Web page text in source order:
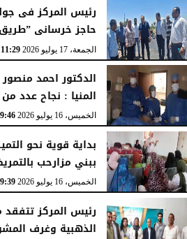
رئيس المركز فى
حاجز خرسانى
الجمعة، 17 يوليو 2026 11:29 صـ
الدكتور احمد
المنيا : نجاح عدد
الخميس، 16 يوليو 2026 09:46
بداية قوية نحو
ببني مزارحب
الخميس، 16 يوليو 2026 09:39
رئيس المركز تتفقد
الذهبية وغرف